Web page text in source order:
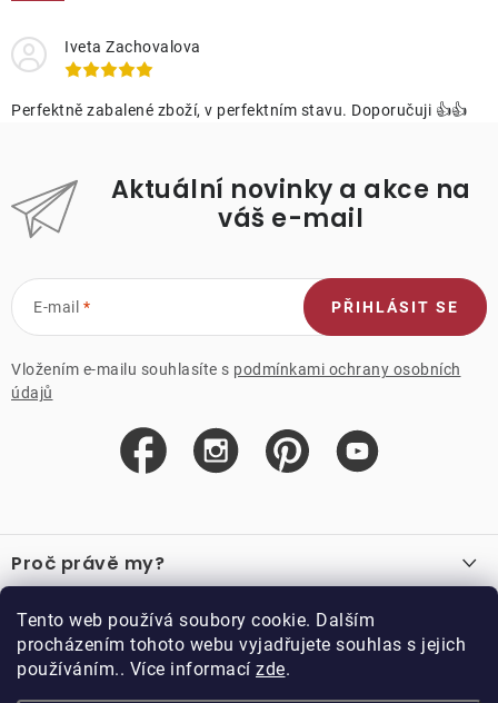
Tento web používá soubory cookie. Dalším
procházením tohoto webu vyjadřujete souhlas s jejich
používáním.. Více informací zde.
Iveta Zachovalova
Perfektně zabalené zboží, v perfektním stavu. Doporučuji 👍👍
Aktuální novinky a akce na
váš e-mail
E-mail
Vložením e-mailu souhlasíte s podmínkami ochrany osobních
údajů
PŘIHLÁSIT SE
á
p
a
Proč právě my?
Recenze
Důležité odkazy
Velkoobchod
Vzorková prodejna
O nákupu